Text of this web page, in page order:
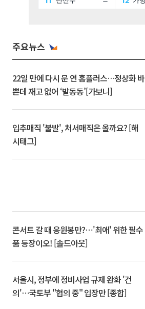
주요뉴스
22일 만에 다시 문 연 홈플러스…정상화 바
쁜데 재고 없어 ‘발동동’[가보니]
입추매직 '불발', 처서매직은 올까요? [해
시태그]
콘서트 갈 때 응원봉만?⋯'최애' 위한 필수
품 등장이오! [솔드아웃]
서울시, 정부에 정비사업 규제 완화 '건
의'⋯국토부 "협의 중" 입장만 [종합]